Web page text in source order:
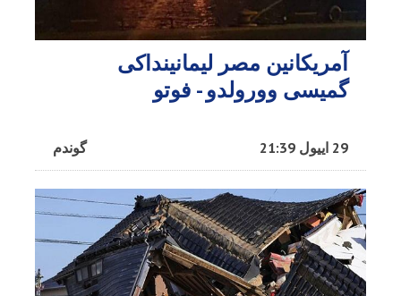
آمریکانین مصر لیمانینداکی
گمیسی وورولدو - فوتو
گوندم 29 اییول 21:39